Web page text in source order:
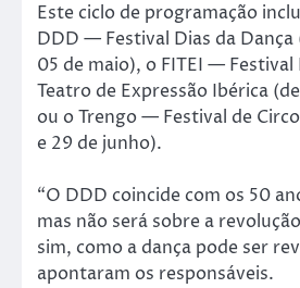
Este ciclo de programação
DDD — Festival Dias da Dança
05 de maio), o FITEI —
Teatro de Expressão Ibérica
ou o Trengo — Festival de
e 29 de junho).
“O DDD coincide com os 50
mas não será sobre a
sim, como a dança pode ser
apontaram os responsáveis.